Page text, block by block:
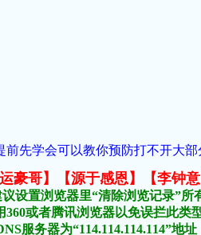
先学会可以教你预防打不开大
豪哥】【源于感恩】【李钟
设置浏览器里“清除浏览记录”
或者腾讯浏览器以免误拦此类
服务器为“114.114.114.114”地